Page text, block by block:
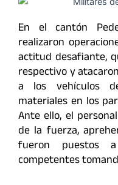
En el cantón
realizaron
actitud desafiante,
respectivo y
a los vehículos
materiales en los
Ante ello, el
de la fuerza,
fueron puestos
competentes